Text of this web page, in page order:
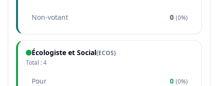
Non-votant 0 (0%)
Écologiste et Social(ECOS)
Total :4
Pour 0 (0%)